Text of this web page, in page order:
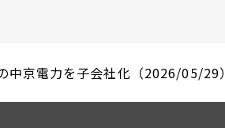
京電力を子会社化（2026/05/29）